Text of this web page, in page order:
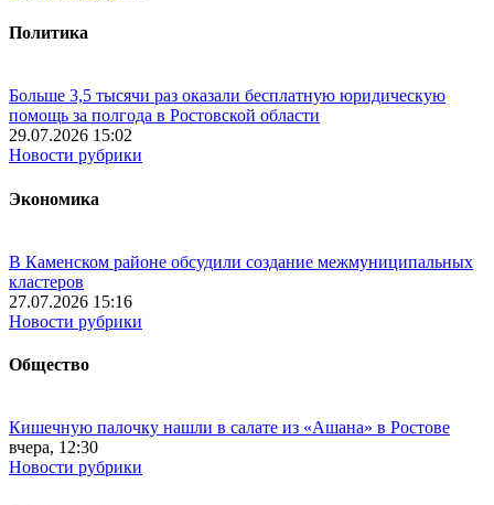
Политика
Больше 3,5 тысячи раз оказали бесплатную юридическую
помощь за полгода в Ростовской области
29.07.2026 15:02
Новости рубрики
Экономика
В Каменском районе обсудили создание межмуниципальных
кластеров
27.07.2026 15:16
Новости рубрики
Общество
Кишечную палочку нашли в салате из «Ашана» в Ростове
вчера, 12:30
Новости рубрики